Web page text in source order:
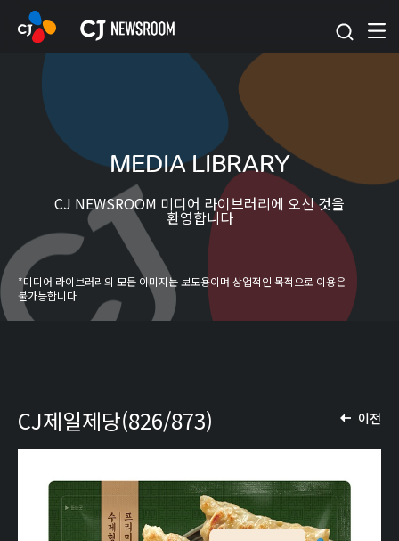
본문 바로가기
MEDIA LIBRARY
CJ NEWSROOM 미디어 라이브러리에 오신 것을
환영합니다
*미디어 라이브러리의 모든 이미지는 보도용이며 상업적인 목적으로 이용은
불가능합니다
이전
CJ제일제당(826/873)